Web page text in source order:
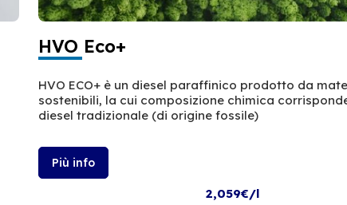
HVO Eco+
HVO ECO+ è un diesel paraffinico prodotto da
sostenibili, la cui composizione chimica
diesel tradizionale (di origine fossile)
Più info
2,059€/l